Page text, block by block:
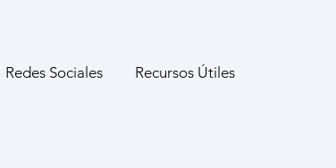
Redes Sociales Recursos Útiles